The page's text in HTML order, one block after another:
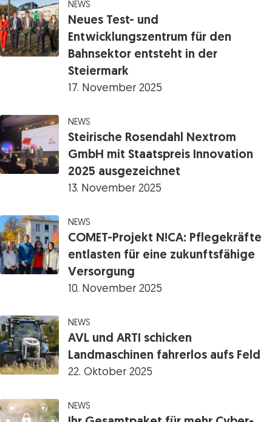
NEWS
Neues Test- und
Entwicklungszentrum für den
Bahnsektor entsteht in der
Steiermark
17. November 2025
NEWS
Steirische Rosendahl Nextrom
GmbH mit Staatspreis Innovation
2025 ausgezeichnet
13. November 2025
NEWS
COMET-Projekt N!CA: Pflegekräfte
entlasten für eine zukunftsfähige
Versorgung
10. November 2025
NEWS
AVL und ARTI schicken
Landmaschinen fahrerlos aufs Feld
22. Oktober 2025
NEWS